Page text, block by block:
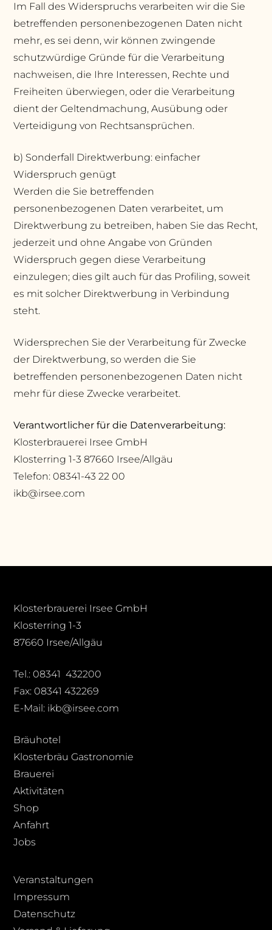
Im Fall des Widerspruchs verarbeiten wir die Sie
betreffenden personenbezogenen Daten nicht
mehr, es sei denn, wir können zwingende
schutzwürdige Gründe für die Verarbeitung
nachweisen, die Ihre Interessen, Rechte und
Freiheiten überwiegen, oder die Verarbeitung
dient der Geltendmachung, Ausübung oder
Verteidigung von Rechtsansprüchen.
b) Sonderfall Direktwerbung: einfacher
Widerspruch genügt
Werden die Sie betreffenden
personenbezogenen Daten verarbeitet, um
Direktwerbung zu betreiben, haben Sie das Recht,
jederzeit und ohne Angabe von Gründen
Widerspruch gegen diese Verarbeitung
einzulegen; dies gilt auch für das Profiling, soweit
es mit solcher Direktwerbung in Verbindung
steht.
Widersprechen Sie der Verarbeitung für Zwecke
der Direktwerbung, so werden die Sie
betreffenden personenbezogenen Daten nicht
mehr für diese Zwecke verarbeitet.
Verantwortlicher für die Datenverarbeitung:
Klosterbrauerei Irsee GmbH
Klosterring 1-3 87660 Irsee/Allgäu
Telefon: 08341-43 22 00
ikb@irsee.com
Klosterbrauerei Irsee GmbH
Klosterring 1-3
87660 Irsee/Allgäu
Tel.: 08341 432200
Fax: 08341 432269
E-Mail: ikb@irsee.com
Bräuhotel
Klosterbräu Gastronomie
Brauerei
Aktivitäten
Shop
Anfahrt
Jobs
Veranstaltungen
Impressum
Datenschutz